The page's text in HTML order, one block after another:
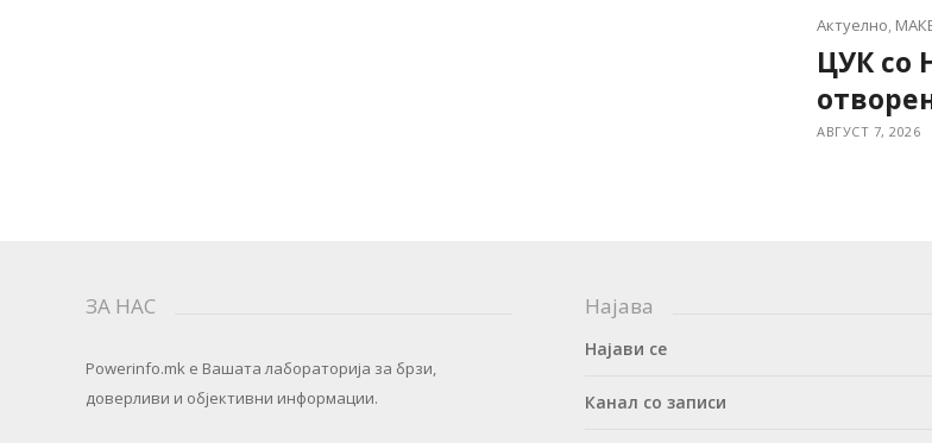
Актуелно,
ЦУК со
АВГУСТ 7, 2026
ЗА НАС
Powerinfo.mk e Вашата лабораторија за брзи,
доверливи и објективни информации.
Најава
Најави се
Канал со записи